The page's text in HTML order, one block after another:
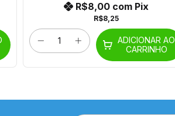
R$8,25
R$8,00 com Pix
ADICIONAR AO
CARRINHO